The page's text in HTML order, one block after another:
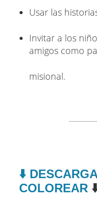
Usar las
Invitar a los
amigos como
misional.
⬇️
COLOREAR